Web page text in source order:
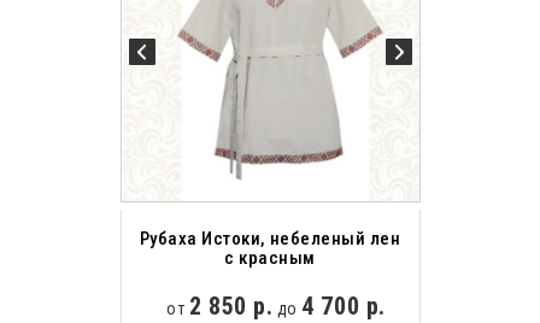
Рубаха Истоки, небеленый лен
с красным
от 2 850 р. до 4 700 р.